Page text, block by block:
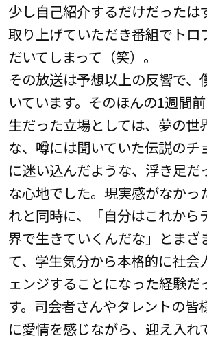
少し自己紹介するだけだったは
取り上げていただき番組でトロ
だいてしまって（笑）。
その放送は予想以上の反響で、
いています。そのほんの1週間
生だった立場としては、夢の世
な、噂には聞いていた伝説のチ
に迷い込んだような、浮き足だ
な心地でした。現実感がなかっ
れと同時に、「自分はこれから
界で生きていくんだな」とまざ
て、学生気分から本格的に社会
ェンジすることになった経験だ
す。司会者さんやタレントの皆
に愛情を感じながら、迎え入れ